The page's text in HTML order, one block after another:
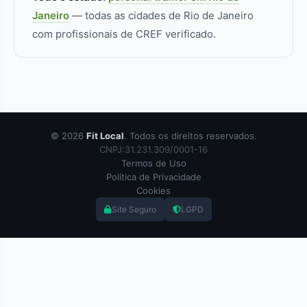
Janeiro — todas as cidades de Rio de Janeiro
com profissionais de CREF verificado.
© 2026 Fit Local. Todos os direitos reservados.
CNPJ:31.231.309/0001-16
Termos de Uso
Política de Privacidade
Cookies
Site Seguro LGPD